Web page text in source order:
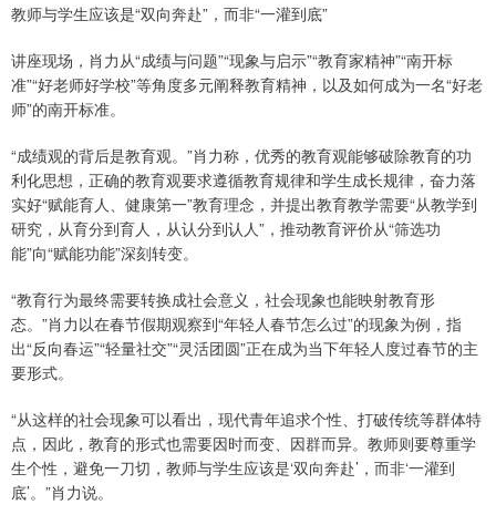
教师与学生应该是“双向奔赴”，而非“一灌到底”
讲座现场，肖力从“成绩与问题”“现象与启示”“教育家精神”“南开标
准”“好老师好学校”等角度多元阐释教育精神，以及如何成为一名“好老
师”的南开标准。
“成绩观的背后是教育观。”肖力称，优秀的教育观能够破除教育的功
利化思想，正确的教育观要求遵循教育规律和学生成长规律，奋力落
实好“赋能育人、健康第一”教育理念，并提出教育教学需要“从教学到
研究，从育分到育人，从认分到认人”，推动教育评价从“筛选功
能”向“赋能功能”深刻转变。
“教育行为最终需要转换成社会意义，社会现象也能映射教育形
态。”肖力以在春节假期观察到“年轻人春节怎么过”的现象为例，指
出“反向春运”“轻量社交”“灵活团圆”正在成为当下年轻人度过春节的主
要形式。
“从这样的社会现象可以看出，现代青年追求个性、打破传统等群体特
点，因此，教育的形式也需要因时而变、因群而异。教师则要尊重学
生个性，避免一刀切，教师与学生应该是‘双向奔赴’，而非‘一灌到
底’。”肖力说。